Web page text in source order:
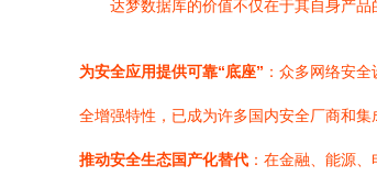
达梦数据库的价值不仅在于其自身产
为安全应用提供可靠“底座” ：众多网络安
全增强特性，已成为许多国内安全厂商和
推动安全生态国产化替代 ：在金融、能源